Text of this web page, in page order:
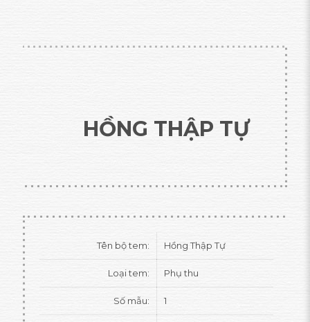
HỒNG THẬP TỰ
Tên bộ tem: Hồng Thập Tự
Loại tem: Phụ thu
Số mẫu: 1